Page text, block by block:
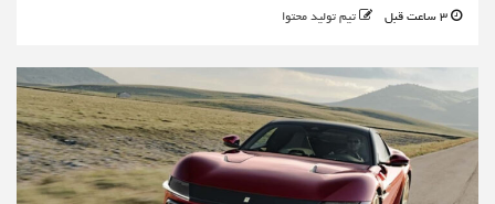
تیم تولید محتوا